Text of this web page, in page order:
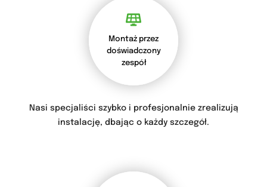
Montaż przez
doświadczony
zespół
Nasi specjaliści szybko i profesjonalnie zrealizują
instalację, dbając o każdy szczegół.